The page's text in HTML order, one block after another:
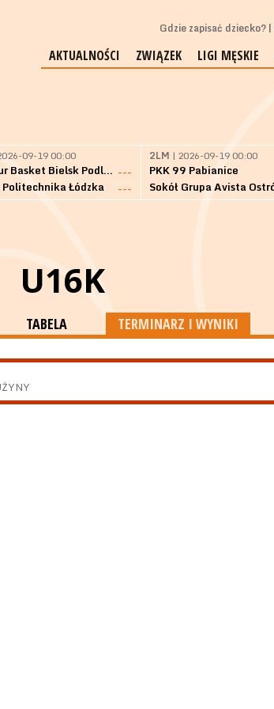
Gdzie zapisać dziecko?
AKTUALNOŚCI ZWIĄZEK LIGI MĘSKIE
09-19 00:00
KKS Tur Basket Bielsk Podlaski ---
Łódzka
---
2LM | 2026-09-19 00:00
PKK 99 Pabianice
U16K
TABELA TERMINARZ I WYNIKI